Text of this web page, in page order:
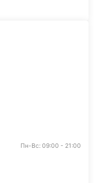
Пн-Вс: 09:00 - 21:00